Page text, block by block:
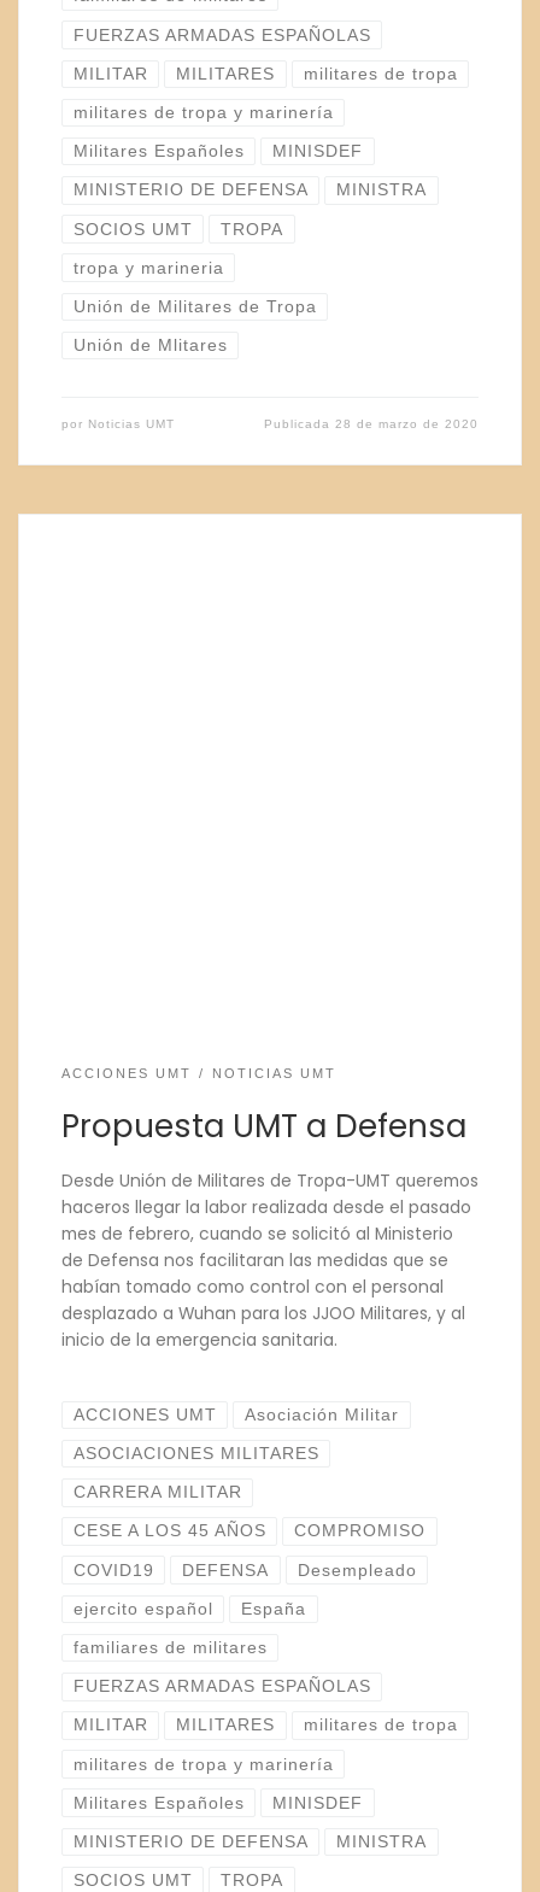
FUERZAS ARMADAS ESPAÑOLAS
MILITAR MILITARES militares de tropa
militares de tropa y marinería
Militares Españoles MINISDEF
MINISTERIO DE DEFENSA MINISTRA
SOCIOS UMT TROPA
tropa y marineria
Unión de Militares de Tropa
Unión de Mlitares
por Noticias UMT Publicada28 de marzo de 2020
ACCIONES UMT NOTICIAS UMT
Propuesta UMT a Defensa
Desde Unión de Militares de Tropa-UMT queremos
haceros llegar la labor realizada desde el pasado
mes de febrero, cuando se solicitó al Ministerio
de Defensa nos facilitaran las medidas que se
habían tomado como control con el personal
desplazado a Wuhan para los JJOO Militares, y al
inicio de la emergencia sanitaria.
ACCIONES UMT Asociación Militar
ASOCIACIONES MILITARES
CARRERA MILITAR
CESE A LOS 45 AÑOS COMPROMISO
COVID19 DEFENSA Desempleado
ejercito español España
familiares de militares
FUERZAS ARMADAS ESPAÑOLAS
MILITAR MILITARES militares de tropa
militares de tropa y marinería
Militares Españoles MINISDEF
MINISTERIO DE DEFENSA MINISTRA
SOCIOS UMT TROPA